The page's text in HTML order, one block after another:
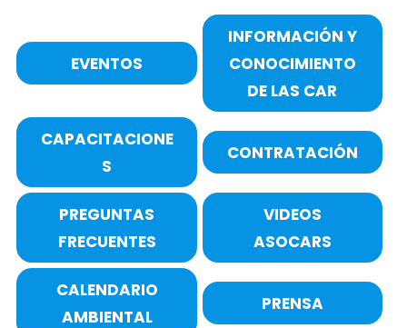
EVENTOS
INFORMACIÓN Y
CONOCIMIENTO
DE LAS CAR
CAPACITACIONE
S
CONTRATACIÓN
PREGUNTAS
FRECUENTES
VIDEOS
ASOCARS
CALENDARIO
AMBIENTAL
PRENSA